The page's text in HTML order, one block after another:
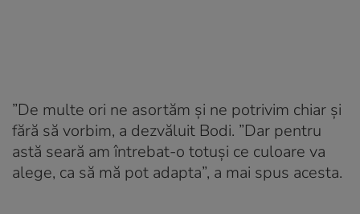
”De multe ori ne asortăm și ne potrivim chiar și
fără să vorbim, a dezvăluit Bodi. ”Dar pentru
astă seară am întrebat-o totuși ce culoare va
alege, ca să mă pot adapta”, a mai spus acesta.